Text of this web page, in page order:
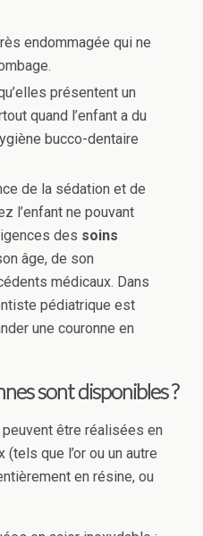
endommagée qui ne
présentent un
quand l’enfant a du
bucco-dentaire
de la sédation et de
l’enfant ne pouvant
des soins
âge, de son
médicaux. Dans
pédiatrique est
une couronne en
sont disponibles ?
être réalisées en
que l’or ou un autre
en résine, ou